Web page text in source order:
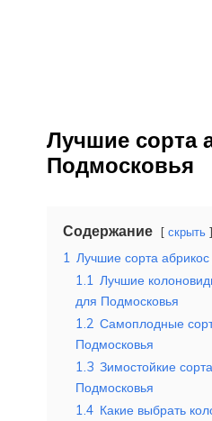
Лучшие сорта
Подмосковья
Содержание скрыть
1 Лучшие сорта
1.1 Лучшие
для Подмосковья
1.2 Самоплодные
Подмосковья
1.3 Зимостойкие
Подмосковья
1.4 Какие выбрать